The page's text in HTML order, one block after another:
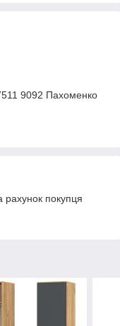
9092 Пахоменко
рахунок покупця